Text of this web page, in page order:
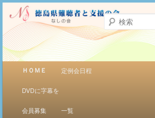
徳島県難聴者と支援者
会）
聞こえをサポート
メインメニュー
メインコンテンツへ移動
サブコンテンツへ移動
ＨＯＭＥ 定例会日程
DVDに字幕を
会員募集 一覧